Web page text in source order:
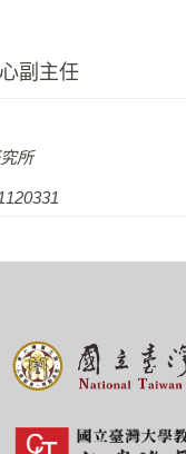
副主任
所